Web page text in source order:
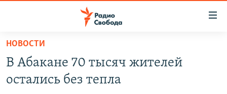
упрощенного
доступа
ПРОГРАММЫ
НОВОСТИ
В Абакане 70 тысяч жителей
остались без тепла